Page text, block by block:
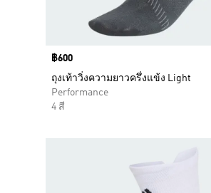
Price
฿600
ถุงเท้าวิ่งความยาวครึ่งแข้ง Light
Performance
4 สี